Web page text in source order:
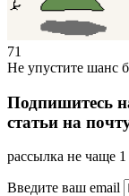
71
Не упустите шанс
Подпишитесь
статьи на
рассылка не чаще 1
Введите ваш email